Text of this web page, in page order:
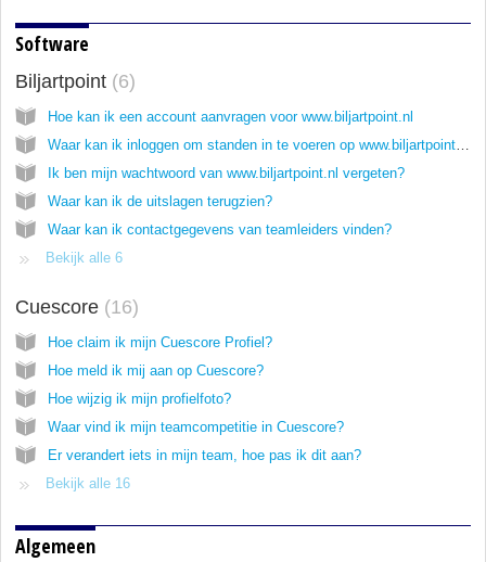
Software
Biljartpoint 6
Hoe kan ik een account aanvragen voor www.biljartpoint.nl
Ik ben mijn wachtwoord van www.biljartpoint.nl vergeten?
Waar kan ik de uitslagen terugzien?
Waar kan ik contactgegevens van teamleiders vinden?
Bekijk alle 6
Cuescore 16
Hoe claim ik mijn Cuescore Profiel?
Hoe meld ik mij aan op Cuescore?
Hoe wijzig ik mijn profielfoto?
Waar vind ik mijn teamcompetitie in Cuescore?
Er verandert iets in mijn team, hoe pas ik dit aan?
Bekijk alle 16
Algemeen